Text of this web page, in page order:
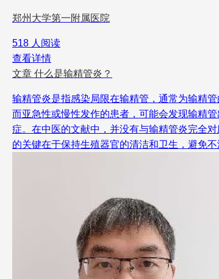
郑州大学第一附属医院
518 人阅读
查看详情
文章 什么是输精管炎？
输精管炎是指感染局限在输精管，通常为输精
而亚急性或慢性发作的患者，可能会发现输精
症。在中医的文献中，并没有与输精管炎完全
的关键在于保持生殖器官的清洁和卫生，避免